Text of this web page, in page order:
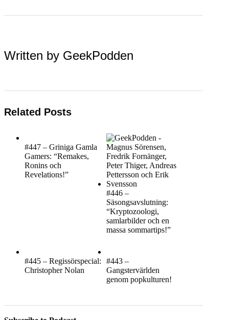
Written by GeekPodden
Related Posts
#447 – Griniga Gamla
Gamers: “Remakes,
Ronins och
Revelations!”
#446 –
Säsongsavslutning:
“Kryptozoologi,
samlarbilder och en
massa sommartips!”
#445 – Regissörspecial:
Christopher Nolan
#443 –
Gangstervärlden
genom popkulturen!